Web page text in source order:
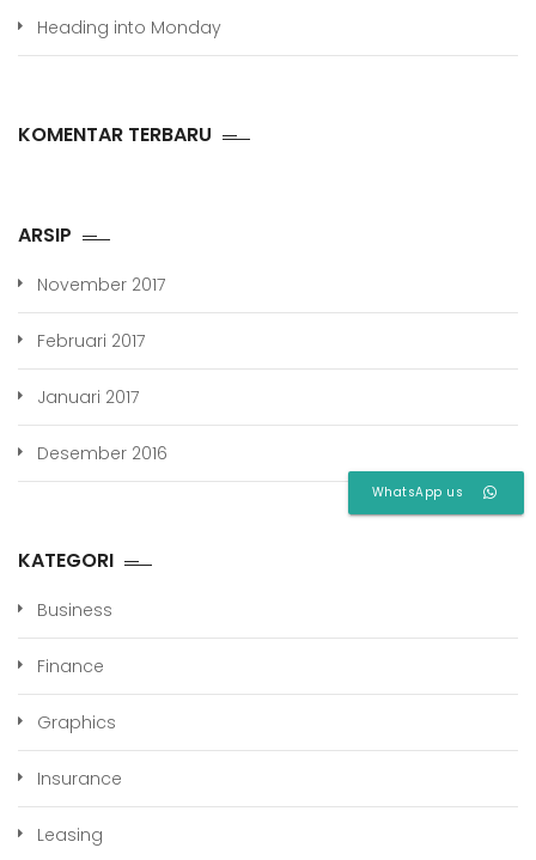
Heading into Monday
KOMENTAR TERBARU
ARSIP
November 2017
Februari 2017
Januari 2017
Desember 2016
KATEGORI
Business
Finance
Graphics
Insurance
Leasing
WhatsApp us